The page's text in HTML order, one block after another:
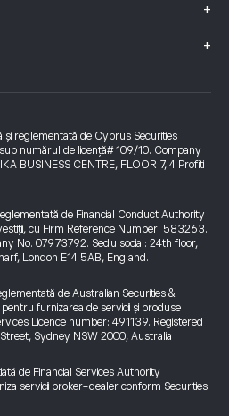
+
+
și reglementată de Cyprus Securities
numărul de licență# 109/10. Company
BUSINESS CENTRE, FLOOR 7, 4 Profiti
de Financial Conduct Authority
cu Firm Reference Number: 583263.
No. 07973792. Sediu social: 24th floor,
London E14 5AB, England.
de Australian Securities &
furnizarea de servicii și produse
Licence number: 491139. Registered
Sydney NSW 2000, Australia
de Financial Services Authority
servicii broker-dealer conform Securities